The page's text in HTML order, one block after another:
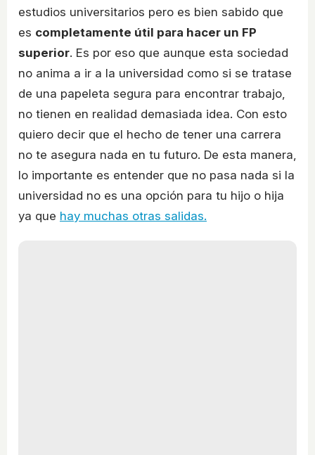
estudios universitarios pero es bien sabido que
es completamente útil para hacer un FP
superior. Es por eso que aunque esta sociedad
no anima a ir a la universidad como si se tratase
de una papeleta segura para encontrar trabajo,
no tienen en realidad demasiada idea. Con esto
quiero decir que el hecho de tener una carrera
no te asegura nada en tu futuro. De esta manera,
lo importante es entender que no pasa nada si la
universidad no es una opción para tu hijo o hija
ya que hay muchas otras salidas.